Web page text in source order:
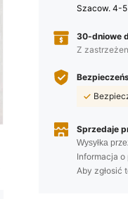
Szacow. 4-
30-dniowe
Z
Sprzedaje
Wysyłka
Informacja
Aby zgłosić